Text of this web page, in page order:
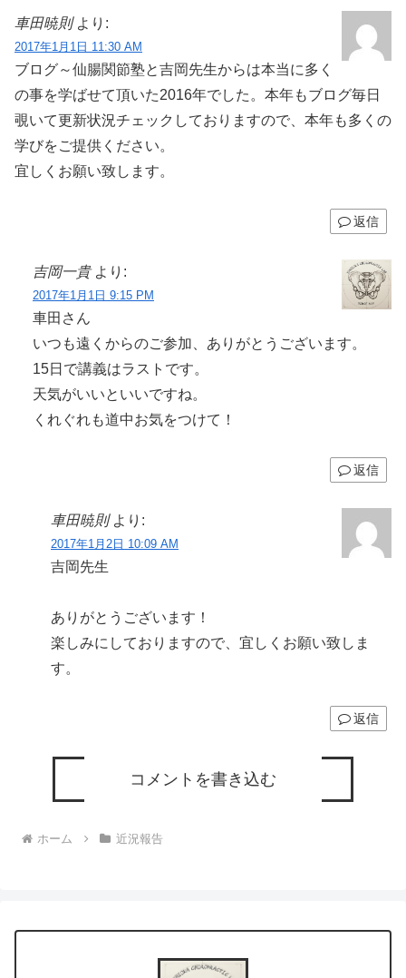
車田暁則 より:
2017年1月1日 11:30 AM
ブログ～仙腸関節塾と吉岡先生からは本当に多く
の事を学ばせて頂いた2016年でした。本年もブログ毎日
覗いて更新状況チェックしておりますので、本年も多くの
学びをご提供ください。
宜しくお願い致します。
返信
吉岡一貴 より:
2017年1月1日 9:15 PM
車田さん
いつも遠くからのご参加、ありがとうございます。
15日で講義はラストです。
天気がいいといいですね。
くれぐれも道中お気をつけて！
返信
車田暁則 より:
2017年1月2日 10:09 AM
吉岡先生
ありがとうございます！
楽しみにしておりますので、宜しくお願い致しま
す。
返信
コメントを書き込む
ホーム 近況報告